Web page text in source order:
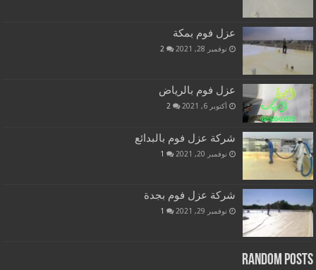
عزل فوم بمكة
نوفمبر 28, 2021 2
عزل فوم بالرياض
أكتوبر 6, 2021 2
شركة عزل فوم بالبدائع
نوفمبر 20, 2021 1
شركة عزل فوم بجدة
نوفمبر 29, 2021 1
Random Posts